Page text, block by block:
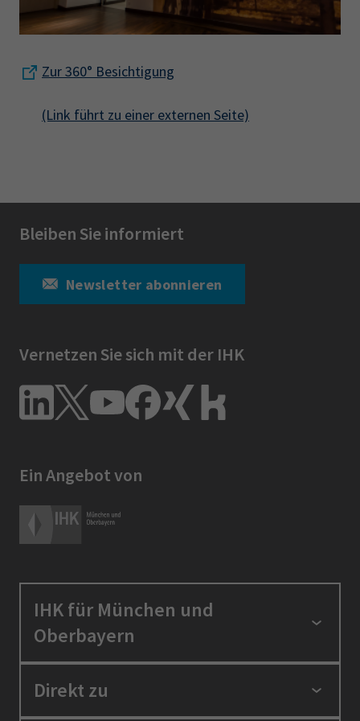
Zur 360° Besichtigung
(Link führt zu einer externen Seite)
Bleiben Sie informiert
Newsletter abonnieren
Vernetzen Sie sich mit der IHK
Ein Angebot von
IHK für München und
Oberbayern
Standortpolitik
Direkt zu